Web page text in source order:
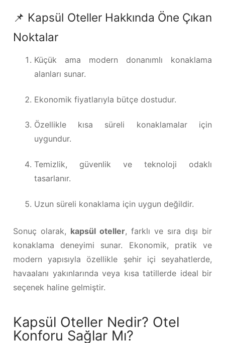
📌 Kapsül Oteller Hakkında Öne Çıkan
Noktalar
Küçük ama modern donanımlı konaklama
alanları sunar.
Ekonomik fiyatlarıyla bütçe dostudur.
Özellikle kısa süreli konaklamalar için
uygundur.
Temizlik, güvenlik ve teknoloji odaklı
tasarlanır.
Uzun süreli konaklama için uygun değildir.
Sonuç olarak, kapsül oteller, farklı ve sıra dışı bir
konaklama deneyimi sunar. Ekonomik, pratik ve
modern yapısıyla özellikle şehir içi seyahatlerde,
havaalanı yakınlarında veya kısa tatillerde ideal bir
seçenek haline gelmiştir.
Kapsül Oteller Nedir? Otel
Konforu Sağlar Mı?